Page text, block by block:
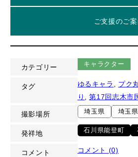
ご支援のご
カテゴリー キャラクター
タグ ゆるキャラ プク
り
, 第17回志木市
撮影場所 埼玉県 埼玉
発祥地 石川県能登町
コメント コメント (0)